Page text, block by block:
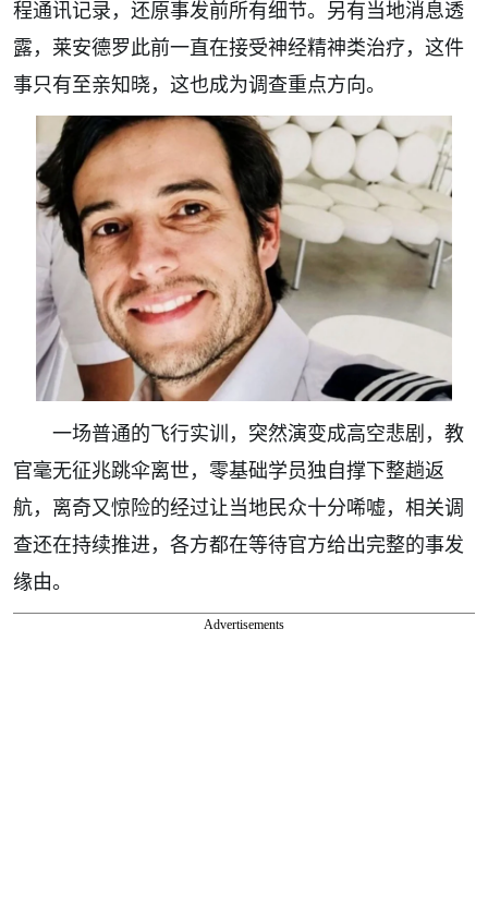
程通讯记录，还原事发前所有细节。另有当地消息透
露，莱安德罗此前一直在接受神经精神类治疗，这件
事只有至亲知晓，这也成为调查重点方向。
一场普通的飞行实训，突然演变成高空悲剧，教
官毫无征兆跳伞离世，零基础学员独自撑下整趟返
航，离奇又惊险的经过让当地民众十分唏嘘，相关调
查还在持续推进，各方都在等待官方给出完整的事发
缘由。
Advertisements